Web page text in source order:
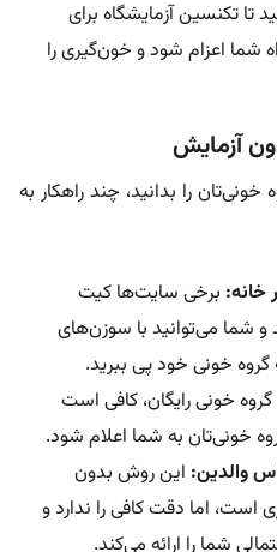
تا تکنسین آزمایشگاه برای
شما اعزام شود و خون‌گیری را
را بدانید، چند راهکار به
خانه: برخی سایت‌ها کیت
شما می‌توانید با سوزن‌های
خونی خود پی ببرید.
خونی رایگان، کافی است
خونی‌تان به شما اعلام شود.
والدین: این روش بدون
است، اما دقت کافی را ندارد و
شما را ارائه می‌کند.